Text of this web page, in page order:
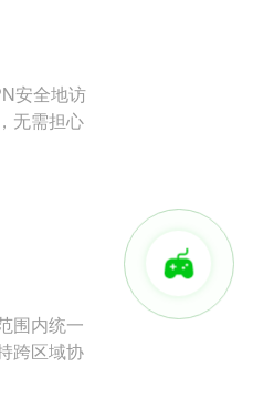
安全地访
无需担心
围内统一
跨区域协